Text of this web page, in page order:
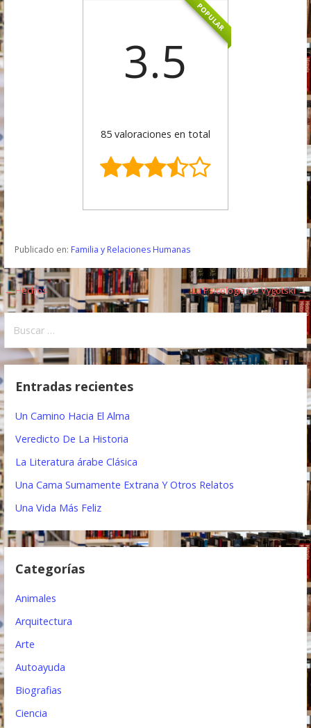
POPULAR
3.5
85 valoraciones en total
Publicado en: Familia y Relaciones Humanas
N
a
v
e
a
ó
d
n
← Hechos La Psicología De Vygotski →
Entradas recientes
Un Camino Hacia El Alma
Veredicto De La Historia
La Literatura árabe Clásica
Una Cama Sumamente Extrana Y Otros Relatos
Una Vida Más Feliz
Categorías
Animales
Arquitectura
Arte
Autoayuda
Biografias
Ciencia